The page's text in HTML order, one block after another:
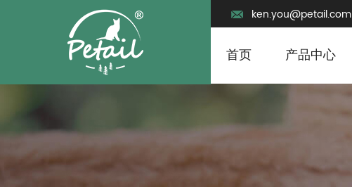
ken.you@petail.com
首页 产品中心